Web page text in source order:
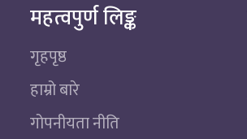
महत्वपुर्ण लिङ्क
गृहपृष्ठ
हाम्रो बारे
गोपनीयता नीति